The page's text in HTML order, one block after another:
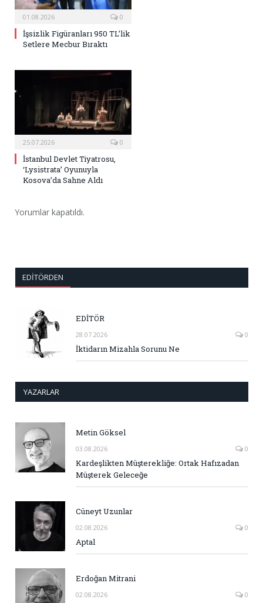
01.08.2026 0
İşsizlik Figüranları 950 TL’lik
Setlere Mecbur Bıraktı
25.07.2026 0
İstanbul Devlet Tiyatrosu,
‘Lysistrata’ Oyunuyla
Kosova’da Sahne Aldı
Yorumlar kapatıldı.
EDITÖRDEN
EDİTÖR
28.07.2026 0
İktidarın Mizahla Sorunu Ne
YAZARLAR
Metin Göksel
03.08.2026 0
Kardeşlikten Müşterekliğe: Ortak Hafızadan
Müşterek Geleceğe
Cüneyt Uzunlar
02.08.2026 0
Aptal
Erdoğan Mitrani
02.08.2026 0